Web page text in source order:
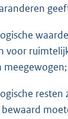
voor
meegewogen;
resten